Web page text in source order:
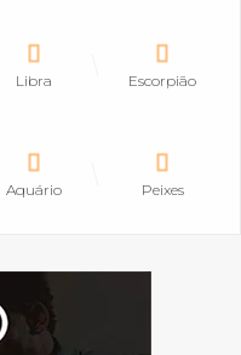
Libra Escorpião
Aquário Peixes